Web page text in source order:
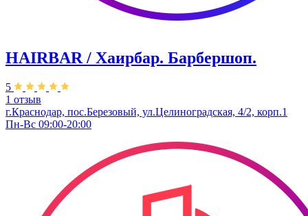
HAIRBAR / Хаирбар. Барбершоп.
5
1 отзыв
г.Краснодар, пос.Березовый, ул.Целиноградская, 4/2, корп.1
Пн-Вс 09:00-20:00